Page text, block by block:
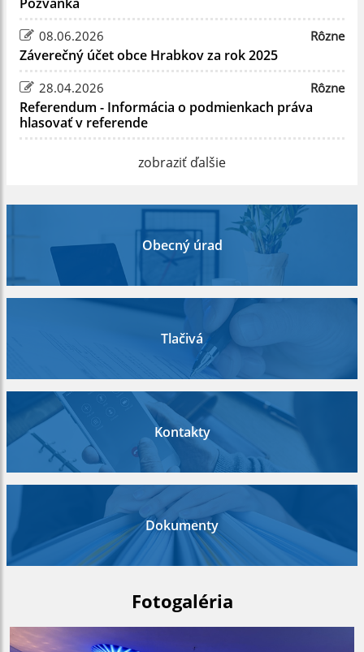
08.06.2026 Rôzne
Záverečný účet obce Hrabkov za rok 2025
28.04.2026 Rôzne
Referendum - Informácia o podmienkach práva
hlasovať v referende
zobraziť ďalšie
Obecný úrad
Tlačivá
Kontakty
Dokumenty
Fotogaléria